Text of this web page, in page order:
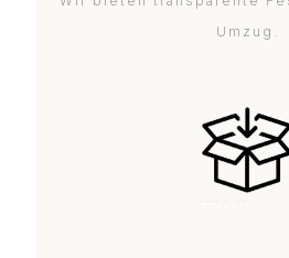
Umzug.